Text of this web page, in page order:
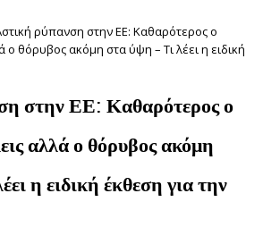
ρύπανση στην ΕΕ: Καθαρότερος ο
ο θόρυβος ακόμη στα ύψη – Τι λέει η ειδική
στην ΕΕ: Καθαρότερος ο
αλλά ο θόρυβος ακόμη
η ειδική έκθεση για την